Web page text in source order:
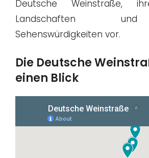
Deutsche Weinstraße,
Landschaften
Sehenswürdigkeiten vor.
Die Deutsche
einen Blick